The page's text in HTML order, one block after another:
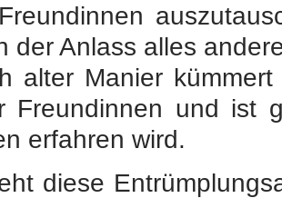
der Anlass alles
alter Manier
Freundinnen und ist
erfahren wird.
diese